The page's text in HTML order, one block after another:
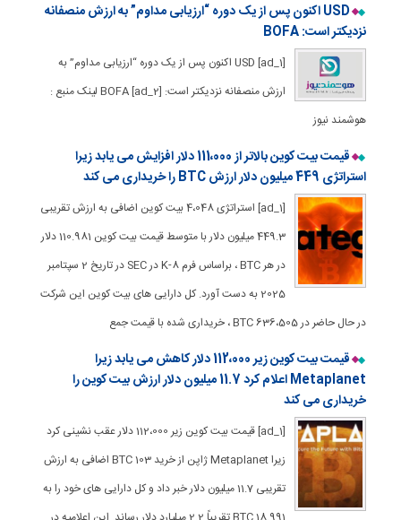
USD اکنون پس از یک دوره “ارزیابی مداوم” به ارزش منصفانه
نزدیکتر است: BOFA
[ad_1] USD اکنون پس از یک دوره “ارزیابی مداوم” به
ارزش منصفانه نزدیکتر است: BOFA [ad_2] لینک منبع :
هوشمند نیوز
قیمت بیت کوین بالاتر از 111،000 دلار افزایش می یابد زیرا
استراتژی 449 میلیون دلار ارزش BTC را خریداری می کند
[ad_1] استراتژی 4،048 بیت کوین اضافی به ارزش تقریبی
449.3 میلیون دلار با متوسط ​​قیمت بیت کوین 110.981 دلار
در هر BTC ، براساس فرم 8-K در SEC در تاریخ 2 سپتامبر
2025 به دست آورد. کل دارایی های بیت کوین این شرکت
در حال حاضر در 636،505 BTC ، خریداری شده با قیمت جمع
قیمت بیت کوین زیر 112،000 دلار کاهش می یابد زیرا
Metaplanet اعلام کرد 11.7 میلیون دلار ارزش بیت کوین را
خریداری می کند
[ad_1] قیمت بیت کوین زیر 112،000 دلار عقب نشینی کرد
زیرا Metaplanet ژاپن از خرید 103 BTC اضافی به ارزش
تقریبی 11.7 میلیون دلار خبر داد و کل دارایی های خود را به